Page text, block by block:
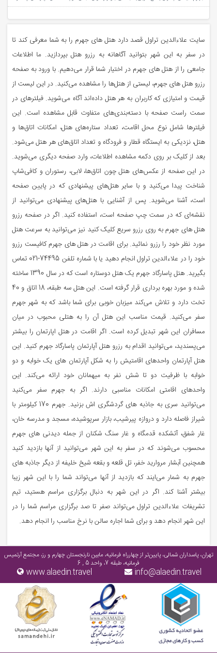
سایت علاءالدین تراول قصد دارد هتل های جهرم را به شما معرفی کند تا
در سفر به این شهر بتوانید ‏آگاهانه به رزرو هتل بپردازید. ما اطلاعات
جامعی را از هتل های جهرم در اختیار شما قرار می‌دهیم. با ‏ورود به صفحه
رزرو هتل های جهرم، لیستی از هتل‌ها را مشاهده می‌کنید. در این لیست از
قیمت و ‏امتیازی که کاربران به هر هتل داده‌اند آگاه می‌شوید. فیلترهای در
سمت راست صفحه با دسته‌بندی‌های ‏متفاوت قابل مشاهده است. این
فیلترها شامل نوع محل اقامت، تعداد ستاره‌های هتل، امکانات اتاق‌ها و
‏هتل، نزدیکی به ایستگاه قطار و فرودگاه و تعداد اتاق‌های هر هتل می‌شود.
بعد از کلیک بر روی دکمه ‏مشاهده اطلاعات، وارد صفحه دیگری می‌شوید.
در این صفحه از عکس‌های هتل چون اتاق‌ها، لابی، ‏رستوران و کافی‌شاپ
شناخت پیدا می‌کنید و با سایر هتل‌های پیشنهادی که در پایین صفحه
است، آشنا ‏می‌شوید. پس از آشنایی با هتل‌های پیشنهادی می‌توانید از
نقشه‌ای که در سمت چپ صفحه است، استفاده ‏کنید. اگر در صفحه رزرو
هتل های جهرم به روی رزرو سریع کلیک کنید نیز می‌توانید به سرعت هتل
‏مورد نظر خود را رزرو نمائید. برای اقامت در هتل های جهرم کافیست رزرو
خود را در علاءالدین تراول ‏انجام دهید یا با شماره تلفن 74495-021 تماس
بگیرید. هتل پاسارگاد جهرم یک هتل دوستاره است که ‏در سال 1390 ساخته
شده و مورد بهره برداری قرار گرفته است. این هتل سه طبقه، 18 اتاق و 40
تخت ‏دارد و تلاش می‌کند میزبان خوبی برای شما باشد که به شهر جهرم
سفر می‌کنید. قیمت مناسب این هتل ‏آن را به هتلی محبوب در میان
مسافران این شهر تبدیل کرده است. اگر اقامت در هتل اپارتمان را بیشتر
‏می‌پسندید، می‌توانید اقدام به رزرو هتل آپارتمان پاسارگاد جهرم کنید. این
هتل آپارتمان واحدهای ‏اقامتیش را به شکل آپارتمان های یک خوابه و دو
خوابه با ظرفیت دو تا شش نفر به میهمانان خود ارائه ‏می‌کند. این
واحدهای اقامتی امکانات مناسبی دارند. اگر به جهرم سفر می‌کنید
می‌توانید سری به جاذبه ‏های گردشگری اش بزنید. جهرم 170 کیلومتر با
شیراز فاصله دارد و دروازه پیرشیب، بازار سرپوشیده، ‏مسجد و مدرسه خان،
غار شفق، آتشکده قدمگاه و غار سنگ شکنان از جمله دیدنی های جهرم
محسوب ‏می‌شوند که در سفر به این شهر می‌توانید از آنها بازدید کنید
همچنین آبشار مروارید خفر، تل قلعه و بقعه ‏شیخ خلیفه از دیگر جاذبه های
جهرم به شمار می‌ایند که بازدید از آنها می‌تواند شما را با این شهر زیبا
‏بیشتر آشنا کند. اگر در این شهر به دنبال برگزاری مراسم هستید، تیم
تشریفات علاءالدین تراول می‌تواند ‏صفر تا صد برگزاری مراسم شما را در
این شهر انجام دهد و برای شما اجاره سالن با نرخ مناسب را ‏انجام دهد. ‏
تهران، پاسداران شمالی، پایین‌تر از چهارراه فرمانیه، مابین نارنجستان چهارم و رز، مجتمع آرتمیس
فرمانیه، طبقه 7، واحد 5 , 6
info@alaedin.travel
www.alaedin.travel